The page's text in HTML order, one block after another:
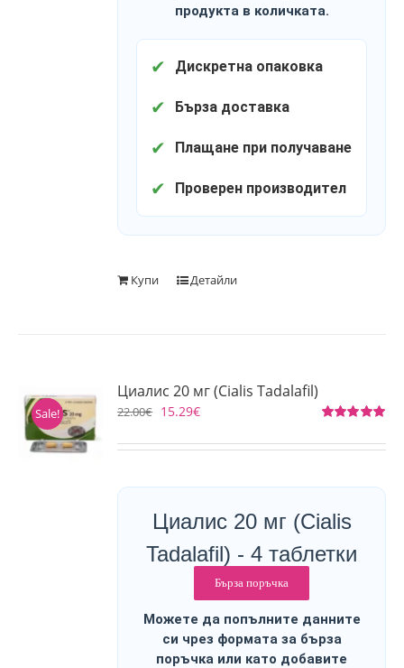
продукта в количката.
✔ Дискретна опаковка
✔ Бърза доставка
✔ Плащане при получаване
✔ Проверен производител
Купи Детайли
Sale!
Циалис 20 мг (Cialis Tadalafil)
на5.00от 5
22.00€ 15.29€
Циалис 20 мг (Cialis
Tadalafil) - 4 таблетки
Бърза поръчка
Можете да попълните данните
си чрез формата за бърза
поръчка или като добавите